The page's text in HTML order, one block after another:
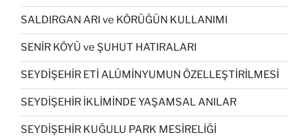
SALDIRGAN ARI ve KÖRÜĞÜN KULLANIMI
SENİR KÖYÜ ve ŞUHUT HATIRALARI
SEYDİŞEHİR ETİ ALÜMİNYUMUN ÖZELLEŞTİRİLMESİ
SEYDİŞEHİR İKLİMİNDE YAŞAMSAL ANILAR
SEYDİŞEHİR KUĞULU PARK MESİRELİĞİ